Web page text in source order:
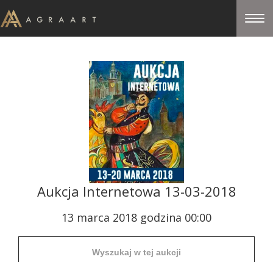
Aukcja Internetowa 13-03-2018
13 marca 2018 godzina 00:00